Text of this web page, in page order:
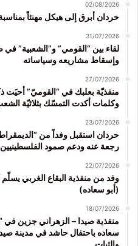
02/08/2026
حردان أبرق إلى هيكل مهنئاً
31/07/2026
لقاء بين “القومي” و”الشعبية” في
وإسقاط مشاريعه وسياساته
27/07/2026
منفذيّة بعلبك في “القوميّ” أحيَت
وكلمات أكدت التمسّك بثلاثيّة
23/07/2026
حردان استقبل وفداً من
رجعة عنه ودعم صمود الفلسطينيين
22/07/2026
وفد من منفذية البقاع الغربي
(أبو سعاده)
18/07/2026
منفذية صيدا – الزهراني جزين
سعاده باحتفال حاشد في مدينة
والثبات